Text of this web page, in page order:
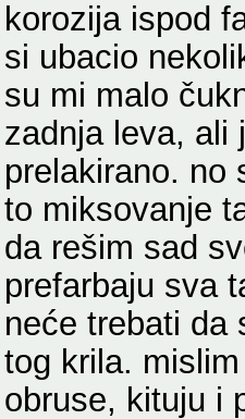
korozija ispod
si ubacio
su mi malo
zadnja leva, ali
prelakirano. no
to miksovanje
da rešim sad
prefarbaju sva
neće trebati da
tog krila.
obruse, kituju i